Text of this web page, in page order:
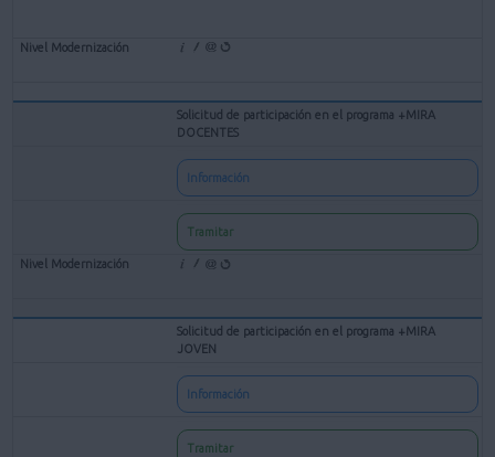
Solicitud de participación en el programa +MIRA
DOCENTES
Información
Tramitar
Solicitud de participación en el programa +MIRA
JOVEN
Información
Tramitar